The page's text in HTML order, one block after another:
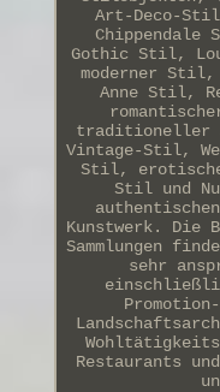
Art-Deco-
Gothic Stil,
moderner Stil,
Anne Stil,
traditioneller
Vintage-Stil,
Stil,
Stil und
Kunstwerk. Die
Sammlungen
sehr
Restaurants